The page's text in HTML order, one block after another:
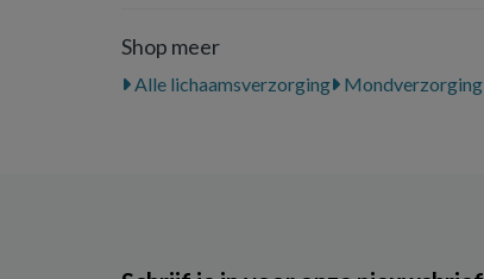
Shop meer
Alle lichaamsverzorging Mondverzorging